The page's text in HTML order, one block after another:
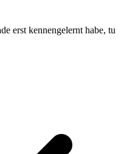
erst kennengelernt habe, tu